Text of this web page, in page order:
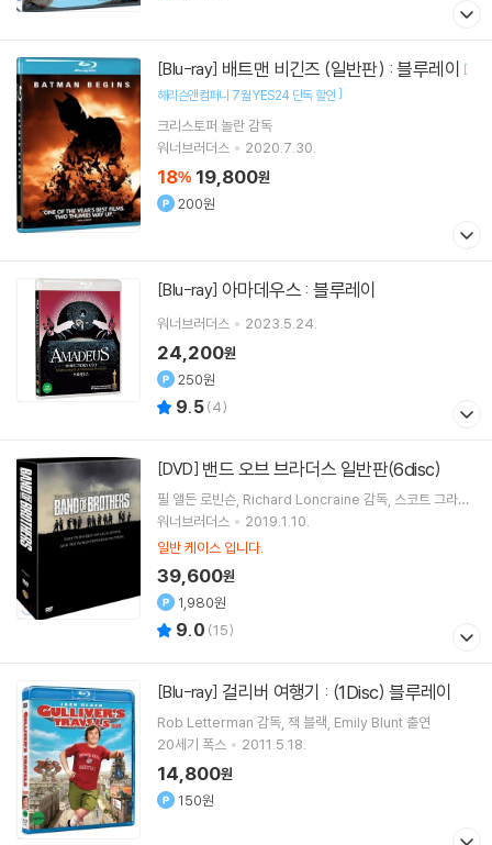
[Blu-ray] 배트맨 비긴즈 (일반판) : 블루레이 [
해리슨앤컴퍼니 7월 YES24 단독 할인 ]
크리스토퍼 놀란감독
워너브러더스
2020.7.30.
18% 19,800원
200원
[Blu-ray] 아마데우스 : 블루레이
워너브러더스 2023.5.24.
24,200원
250원
9.5(4)
[DVD] 밴드 오브 브라더스 일반판(6disc)
필 앨든 로빈슨 Richard Loncraine 감독 스코트 그라임
즈 매튜 새틀출연 외 4명
워너브러더스
2019.1.10.
일반 케이스 입니다.
39,600원
1,980원
9.0 (15)
[Blu-ray] 걸리버 여행기 : (1Disc) 블루레이
Rob Letterman 감독 잭 블랙 Emily Blunt 출연
20세기 폭스
2011.5.18.
14,800원
150원